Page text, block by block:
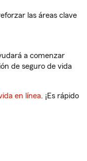
las áreas clave
a comenzar
de seguro de vida
en línea. ¡Es rápido